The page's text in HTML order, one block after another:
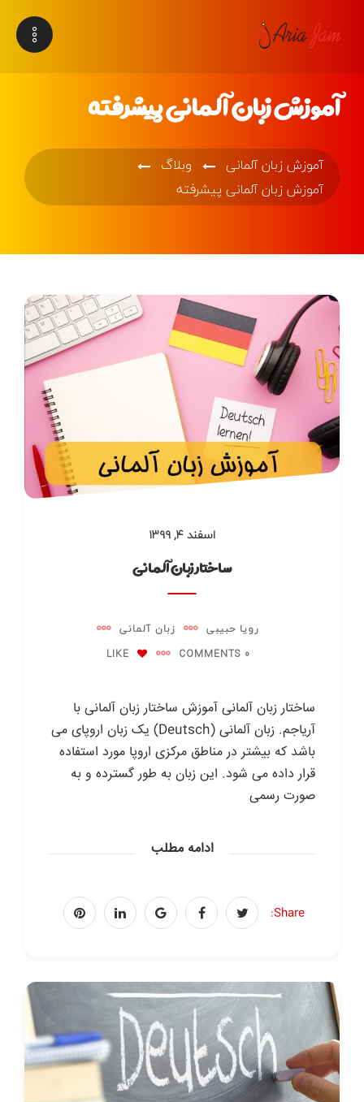
آموزش زبان آلمانی پیشرفته
آموزش زبان آلمانی
وبلاگ
آموزش زبان آلمانی پیشرفته
اسفند ۴, ۱۳۹۹
ساختار زبان آلمانی
رویا حبیبی
زبان آلمانی
0 COMMENTS
LIKE
ساختار زبان آلمانی آموزش ساختار زبان آلمانی با
آریاجم. زبان آلمانی (Deutsch) یک زبان اروپای می
باشد که بیشتر در مناطق مرکزی اروپا مورد استفاده
قرار داده می شود. این زبان به طور گسترده و به
صورت رسمی
ادامه مطلب
Share: